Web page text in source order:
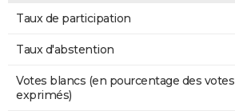
Taux de participation
Taux d'abstention
Votes blancs (en pourcentage des votes
exprimés)